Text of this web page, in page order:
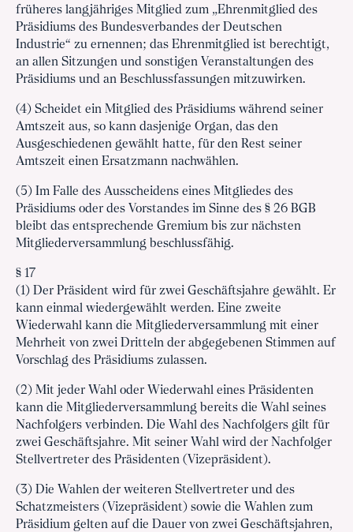
früheres langjähriges Mitglied zum „Ehrenmitglied des
Präsidiums des Bundesverbandes der Deutschen
Industrie“ zu ernennen; das Ehrenmitglied ist berechtigt,
an allen Sitzungen und sonstigen Veranstaltungen des
Präsidiums und an Beschlussfassungen mitzuwirken.
(4) Scheidet ein Mitglied des Präsidiums während seiner
Amtszeit aus, so kann dasjenige Organ, das den
Ausgeschiedenen gewählt hatte, für den Rest seiner
Amtszeit einen Ersatzmann nachwählen.
(5) Im Falle des Ausscheidens eines Mitgliedes des
Präsidiums oder des Vorstandes im Sinne des § 26 BGB
bleibt das entsprechende Gremium bis zur nächsten
Mitgliederversammlung beschlussfähig.
§ 17
(1) Der Präsident wird für zwei Geschäftsjahre gewählt. Er
kann einmal wiedergewählt werden. Eine zweite
Wiederwahl kann die Mitgliederversammlung mit einer
Mehrheit von zwei Dritteln der abgegebenen Stimmen auf
Vorschlag des Präsidiums zulassen.
(2) Mit jeder Wahl oder Wiederwahl eines Präsidenten
kann die Mitgliederversammlung bereits die Wahl seines
Nachfolgers verbinden. Die Wahl des Nachfolgers gilt für
zwei Geschäftsjahre. Mit seiner Wahl wird der Nachfolger
Stellvertreter des Präsidenten (Vizepräsident).
(3) Die Wahlen der weiteren Stellvertreter und des
Schatzmeisters (Vizepräsident) sowie die Wahlen zum
Präsidium gelten auf die Dauer von zwei Geschäftsjahren,